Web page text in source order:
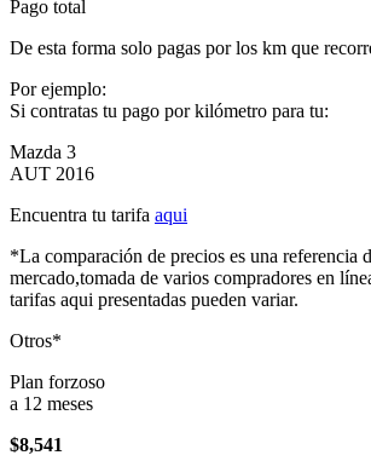
Pago total
De esta forma solo pagas por los km que
Por ejemplo:
Si contratas tu pago por kilómetro para tu:
Mazda 3
AUT 2016
Encuentra tu tarifa aqui
*La comparación de precios es una referencia
mercado,tomada de varios compradores en
tarifas aqui presentadas pueden variar.
Otros*
Plan forzoso
a 12 meses
$8,541